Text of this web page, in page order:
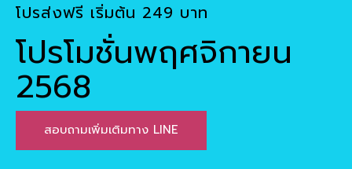
โปรส่งฟรี เริ่มต้น 249 บาท
โปรโมชั่นพฤศจิกายน
2568
สอบถามเพิ่มเติมทาง LINE